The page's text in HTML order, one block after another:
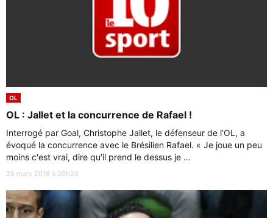
OL
OL : Jallet et la concurrence de Rafael !
Interrogé par Goal, Christophe Jallet, le défenseur de l’OL, a
évoqué la concurrence avec le Brésilien Rafael. « Je joue un peu
moins c'est vrai, dire qu'il prend le dessus je ...
28 mars 2016 à 20h20